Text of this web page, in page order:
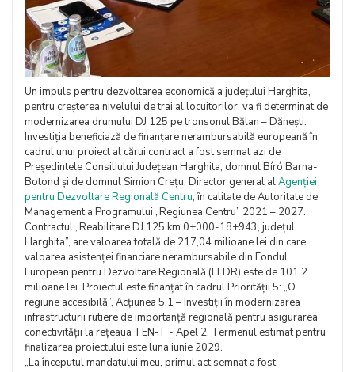
Un impuls pentru dezvoltarea economică a județului Harghita,
pentru creșterea nivelului de trai al locuitorilor, va fi determinat de
modernizarea drumului DJ 125 pe tronsonul Bălan – Dănești.
Investiția beneficiază de finanțare nerambursabilă europeană în
cadrul unui proiect al cărui contract a fost semnat azi de
Președintele Consiliului Județean Harghita, domnul Bíró Barna-
Botond și de domnul Simion Crețu, Director general alAgenției
pentru Dezvoltare Regională Centru, în calitate de Autoritate de
Management a Programului „Regiunea Centru” 2021 – 2027.
Contractul „Reabilitare DJ 125 km 0+000-18+943, județul
Harghita”, are valoarea totală de 217,04 milioane lei din care
valoarea asistenței financiare nerambursabile din Fondul
European pentru Dezvoltare Regională (FEDR) este de 101,2
milioane lei. Proiectul este finanțat în cadrul Priorității 5: „O
regiune accesibilă”, Acțiunea 5.1 – Investiții în modernizarea
infrastructurii rutiere de importanță regională pentru asigurarea
conectivității la rețeaua TEN-T - Apel 2. Termenul estimat pentru
finalizarea proiectului este luna iunie 2029.
„La începutul mandatului meu, primul act semnat a fost